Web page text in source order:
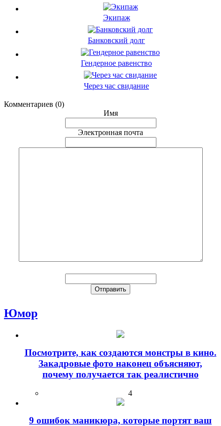
Экипаж
Банковский долг
Гендерное равенство
Через час свидание
Комментариев (0)
Имя
Электронная почта
Юмор
Посмотрите, как создаются монстры в кино.
Закадровые фото наконец объясняют,
почему получается так реалистично
4
9 ошибок маникюра, которые портят ваш